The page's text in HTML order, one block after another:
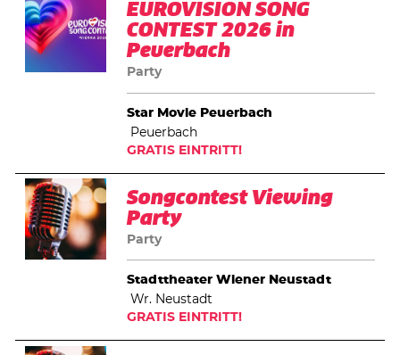
EUROVISION SONG
CONTEST 2026 in
Peuerbach
Party
Star Movie Peuerbach
Peuerbach
GRATIS EINTRITT!
Songcontest Viewing
Party
Party
Stadttheater Wiener Neustadt
Wr. Neustadt
GRATIS EINTRITT!